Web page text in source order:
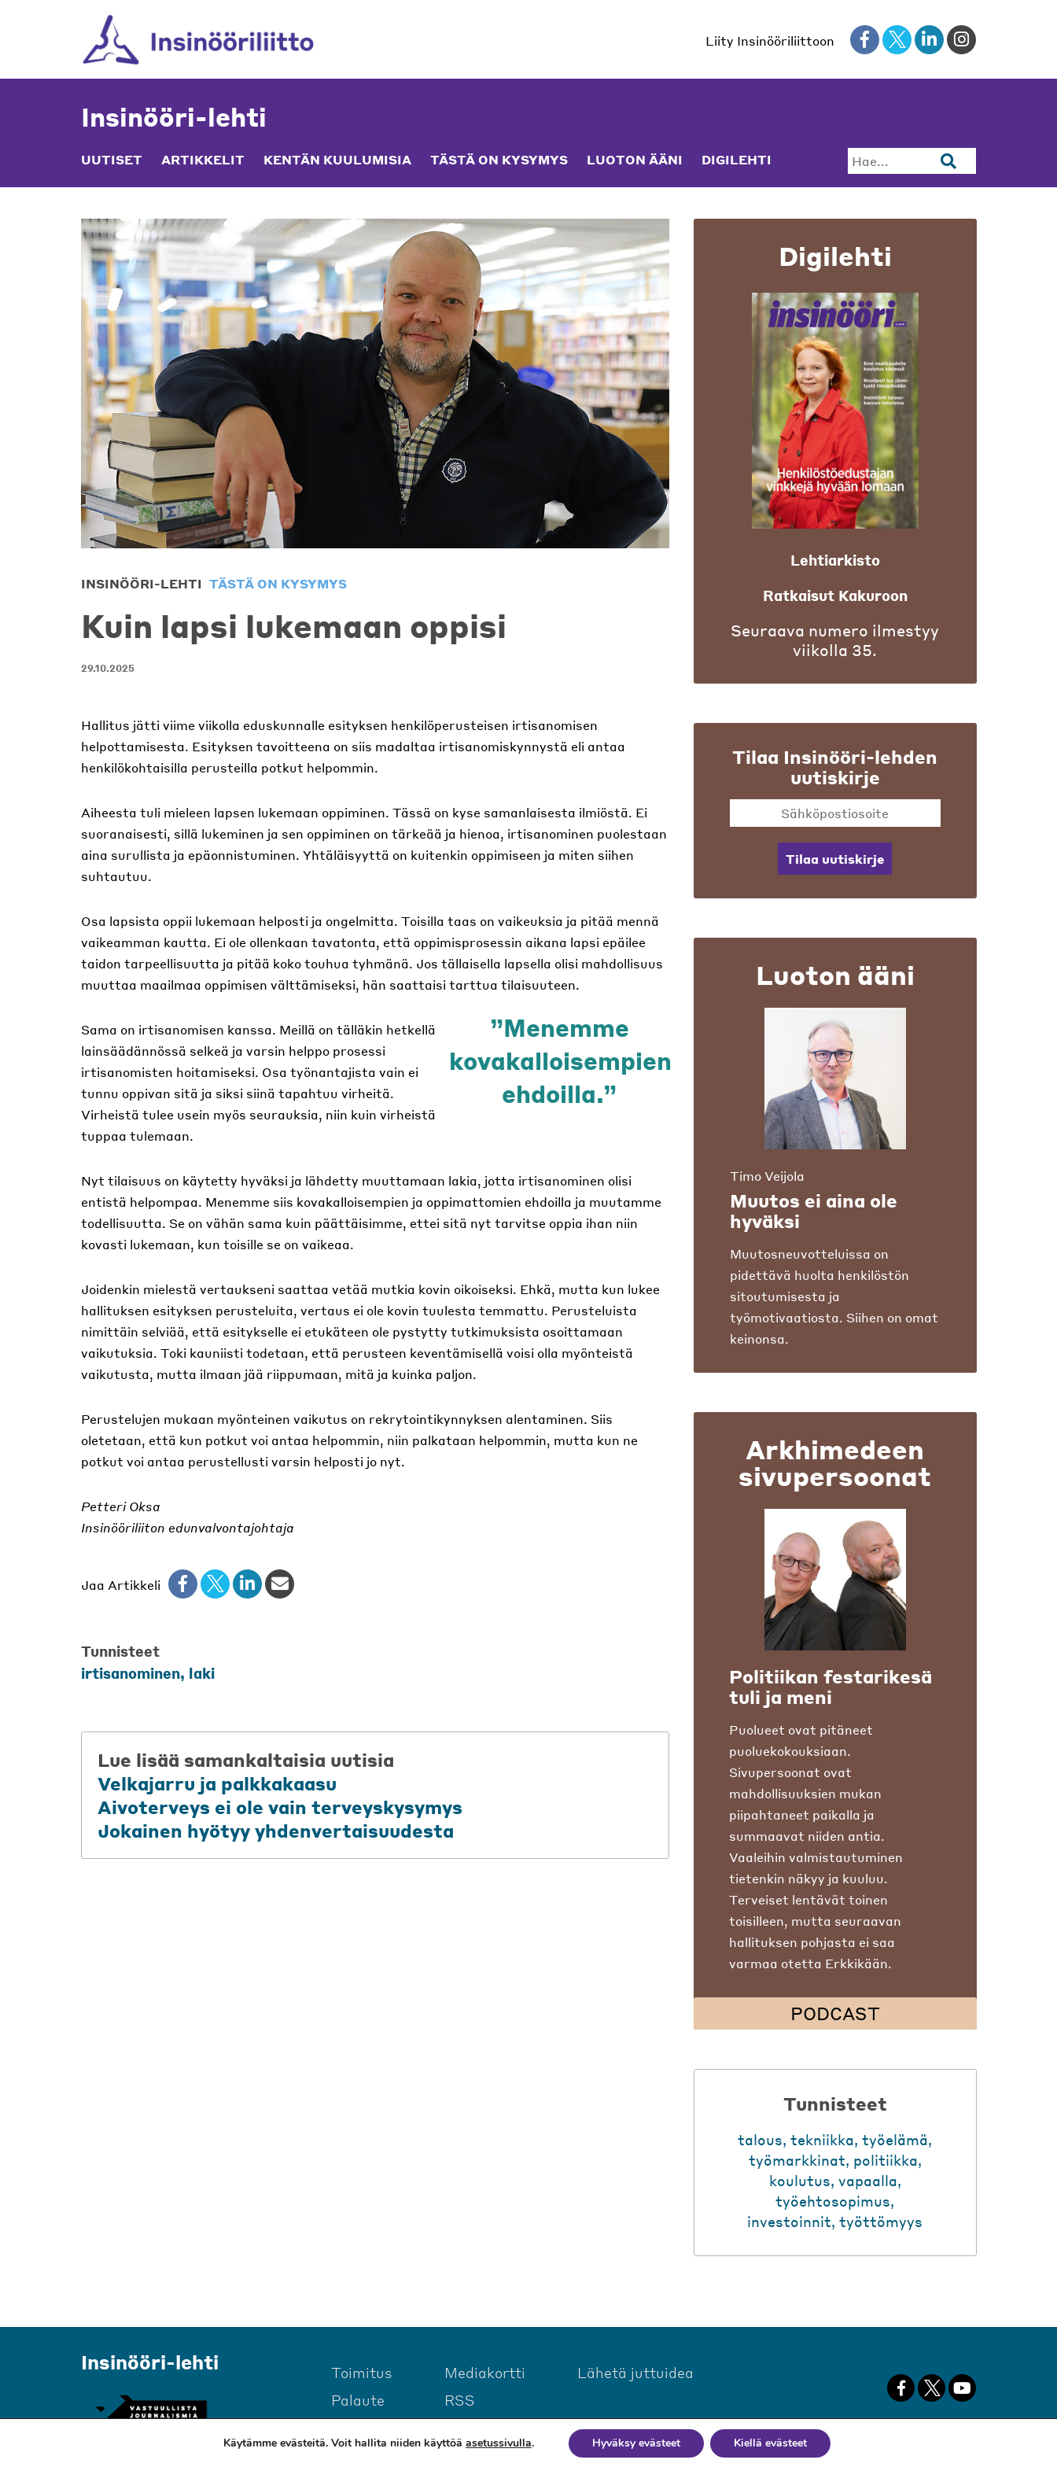
Liity Insinööriliittoon
Insinööri-lehti
UUTISET ARTIKKELIT KENTÄN KUULUMISIA TÄSTÄ ON KYSYMYS LUOTON ÄÄNI DIGILEHTI Hae...
INSINÖÖRI-LEHTI TÄSTÄ ON KYSYMYS
Kuin lapsi lukemaan oppisi
29.10.2025
Hallitus jätti viime viikolla eduskunnalle esityksen henkilöperusteisen irtisanomisen
helpottamisesta. Esityksen tavoitteena on siis madaltaa irtisanomiskynnystä eli antaa
henkilökohtaisilla perusteilla potkut helpommin.
Aiheesta tuli mieleen lapsen lukemaan oppiminen. Tässä on kyse samanlaisesta ilmiöstä. Ei
suoranaisesti, sillä lukeminen ja sen oppiminen on tärkeää ja hienoa, irtisanominen puolestaan
aina surullista ja epäonnistuminen. Yhtäläisyyttä on kuitenkin oppimiseen ja miten siihen
suhtautuu.
Osa lapsista oppii lukemaan helposti ja ongelmitta. Toisilla taas on vaikeuksia ja pitää mennä
vaikeamman kautta. Ei ole ollenkaan tavatonta, että oppimisprosessin aikana lapsi epäilee
taidon tarpeellisuutta ja pitää koko touhua tyhmänä. Jos tällaisella lapsella olisi mahdollisuus
muuttaa maailmaa oppimisen välttämiseksi, hän saattaisi tarttua tilaisuuteen.
Menemme
kovakalloisempien
ehdoilla.
Sama on irtisanomisen kanssa. Meillä on tälläkin hetkellä
lainsäädännössä selkeä ja varsin helppo prosessi
irtisanomisten hoitamiseksi. Osa työnantajista vain ei
tunnu oppivan sitä ja siksi siinä tapahtuu virheitä.
Virheistä tulee usein myös seurauksia, niin kuin virheistä
tuppaa tulemaan.
Nyt tilaisuus on käytetty hyväksi ja lähdetty muuttamaan lakia, jotta irtisanominen olisi
entistä helpompaa. Menemme siis kovakalloisempien ja oppimattomien ehdoilla ja muutamme
todellisuutta. Se on vähän sama kuin päättäisimme, ettei sitä nyt tarvitse oppia ihan niin
kovasti lukemaan, kun toisille se on vaikeaa.
Joidenkin mielestä vertaukseni saattaa vetää mutkia kovin oikoiseksi. Ehkä, mutta kun lukee
hallituksen esityksen perusteluita, vertaus ei ole kovin tuulesta temmattu. Perusteluista
nimittäin selviää, että esitykselle ei etukäteen ole pystytty tutkimuksista osoittamaan
vaikutuksia. Toki kauniisti todetaan, että perusteen keventämisellä voisi olla myönteistä
vaikutusta, mutta ilmaan jää riippumaan, mitä ja kuinka paljon.
Perustelujen mukaan myönteinen vaikutus on rekrytointikynnyksen alentaminen. Siis
oletetaan, että kun potkut voi antaa helpommin, niin palkataan helpommin, mutta kun ne
potkut voi antaa perustellusti varsin helposti jo nyt.
Petteri Oksa
Insinööriliiton edunvalvontajohtaja
Jaa Artikkeli
Tunnisteet
irtisanominen, laki
Lue lisää samankaltaisia uutisia
Velkajarru ja palkkakaasu
Aivoterveys ei ole vain terveyskysymys
Jokainen hyötyy yhdenvertaisuudesta
Digilehti
Lehtiarkisto
Ratkaisut Kakuroon
Seuraava numero ilmestyy
viikolla 35.
Tilaa Insinööri-lehden
uutiskirje
Tilaa uutiskirje
Luoton ääni
Timo Veijola
Muutos ei aina ole
hyväksi
Muutosneuvotteluissa on
pidettävä huolta henkilöstön
sitoutumisesta ja
työmotivaatiosta. Siihen on omat
keinonsa.
Arkhimedeen
sivupersoonat
Politiikan festarikesä
tuli ja meni
Puolueet ovat pitäneet
puoluekokouksiaan.
Sivupersoonat ovat
mahdollisuuksien mukan
piipahtaneet paikalla ja
summaavat niiden antia.
Vaaleihin valmistautuminen
tietenkin näkyy ja kuuluu.
Terveiset lentävät toinen
toisilleen, mutta seuraavan
hallituksen pohjasta ei saa
varmaa otetta Erkkikään.
PODCAST
Tunnisteet
talous,tekniikka,työelämä,
työmarkkinat, politiikka,
koulutus, vapaalla,
työehtosopimus,
investoinnit,työttömyys
Insinööri-lehti
Toimitus
Palaute
Mediakortti
RSS
Lähetä juttuidea
Käytämme evästeitä. Voit hallita niiden käyttöä asetussivulla. Hyväksy evästeet Kiellä evästeet